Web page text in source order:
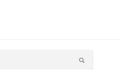
To otevřelo nové možnosti v
Přečtěte si více o tom,